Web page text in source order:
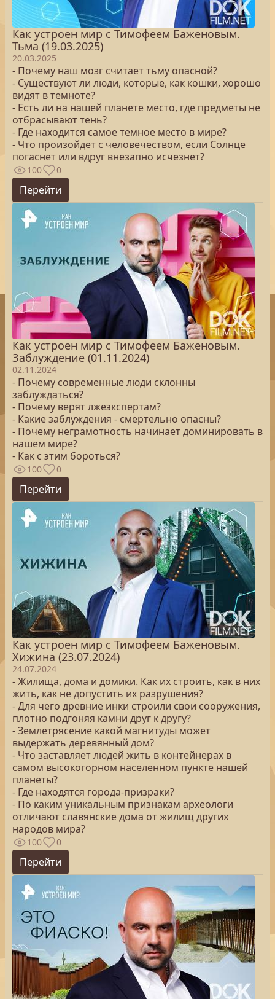
Как устроен мир с Тимофеем Баженовым.
Тьма (19.03.2025)
20.03.2025
- Почему наш мозг считает тьму опасной?
- Существуют ли люди, которые, как кошки, хорошо
видят в темноте?
- Есть ли на нашей планете место, где предметы не
отбрасывают тень?
- Где находится самое темное место в мире?
- Что произойдет с человечеством, если Солнце
погаснет или вдруг внезапно исчезнет?
100 0
Перейти
Как устроен мир с Тимофеем Баженовым.
Заблуждение (01.11.2024)
02.11.2024
- Почему современные люди склонны
заблуждаться?
- Почему верят лжеэкспертам?
- Какие заблуждения - смертельно опасны?
- Почему неграмотность начинает доминировать в
нашем мире?
- Как с этим бороться?
100 0
Перейти
Как устроен мир с Тимофеем Баженовым.
Хижина (23.07.2024)
24.07.2024
- Жилища, дома и домики. Как их строить, как в них
жить, как не допустить их разрушения?
- Для чего древние инки строили свои сооружения,
плотно подгоняя камни друг к другу?
- Землетрясение какой магнитуды может
выдержать деревянный дом?
- Что заставляет людей жить в контейнерах в
самом высокогорном населенном пункте нашей
планеты?
- Где находятся города-призраки?
- По каким уникальным признакам археологи
отличают славянские дома от жилищ других
народов мира?
100 0
Перейти